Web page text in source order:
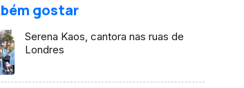
gostar
Serena Kaos, cantora nas ruas de
Londres